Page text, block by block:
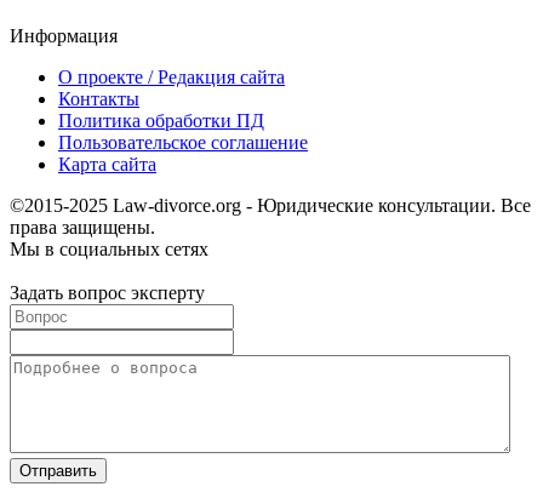
Информация
О проекте / Редакция сайта
Контакты
Политика обработки ПД
Пользовательское соглашение
Карта сайта
©2015-2025 Law-divorce.org - Юридические консультации. Все
права защищены.
Мы в социальных сетях
Задать вопрос эксперту